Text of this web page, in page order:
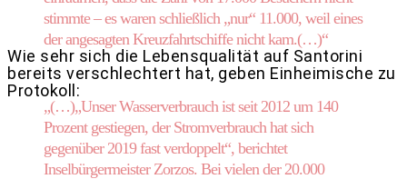
stimmte – es waren schließlich „nur“ 11.000, weil eines
der angesagten Kreuzfahrtschiffe nicht kam.(…)“
Wie sehr sich die Lebensqualität auf Santorini
bereits verschlechtert hat, geben Einheimische zu
Protokoll:
„(…)„Unser Wasserverbrauch ist seit 2012 um 140
Prozent gestiegen, der Stromverbrauch hat sich
gegenüber 2019 fast verdoppelt“, berichtet
Inselbürgermeister Zorzos. Bei vielen der 20.000